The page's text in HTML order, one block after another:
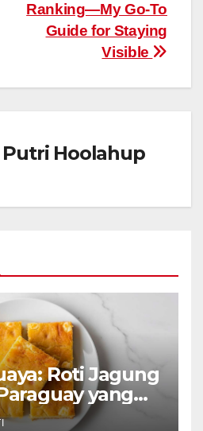
Ranking—My Go-To
Guide for Staying
Visible
Putri Hoolahup
Roti Jagung
yang